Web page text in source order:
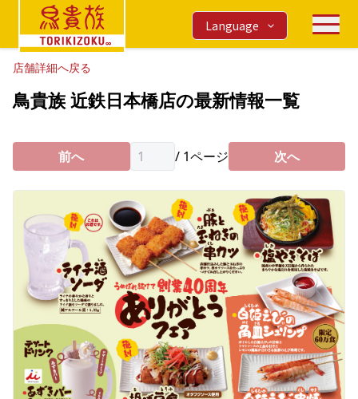
Language
店舗詳細へ戻る
鳥貴族 近鉄日本橋店の最新情報一覧
前へ / 1ページ 次へ